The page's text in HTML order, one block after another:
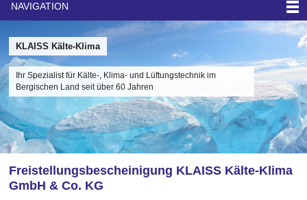
NAVIGATION
KLAISS Kälte-Klima
Ihr Spezialist für Kälte-, Klima- und Lüftungstechnik im
Bergischen Land seit über 60 Jahren
Freistellungsbescheinigung KLAISS Kälte-Klima
GmbH & Co. KG